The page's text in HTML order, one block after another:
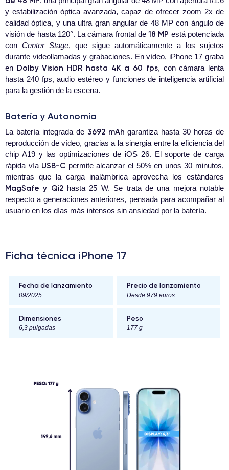
y estabilización óptica avanzada, capaz de ofrecer zoom 2x de
calidad óptica, y una ultra gran angular de 48 MP con ángulo de
visión de hasta 120°. La cámara frontal de18 MP está potenciada
con Center Stage, que sigue automáticamente a los sujetos
durante videollamadas y grabaciones. En vídeo, iPhone 17 graba
en Dolby Vision HDR hasta 4K a 60 fps, con cámara lenta
hasta 240 fps, audio estéreo y funciones de inteligencia artificial
para la gestión de la escena.
Batería y Autonomía
La batería integrada de 3692 mAh garantiza hasta 30 horas de
reproducción de vídeo, gracias a la sinergia entre la eficiencia del
chip A19 y las optimizaciones de iOS 26. El soporte de carga
rápida vía USB-C permite alcanzar el 50% en unos 30 minutos,
mientras que la carga inalámbrica aprovecha los estándares
MagSafe y Qi2hasta 25 W. Se trata de una mejora notable
respecto a generaciones anteriores, pensada para acompañar al
usuario en los días más intensos sin ansiedad por la batería.
Ficha técnica iPhone 17
Fecha de lanzamiento
09/2025
Precio de lanzamiento
Desde 979 euros
Dimensiones
6,3 pulgadas
Peso
177 g